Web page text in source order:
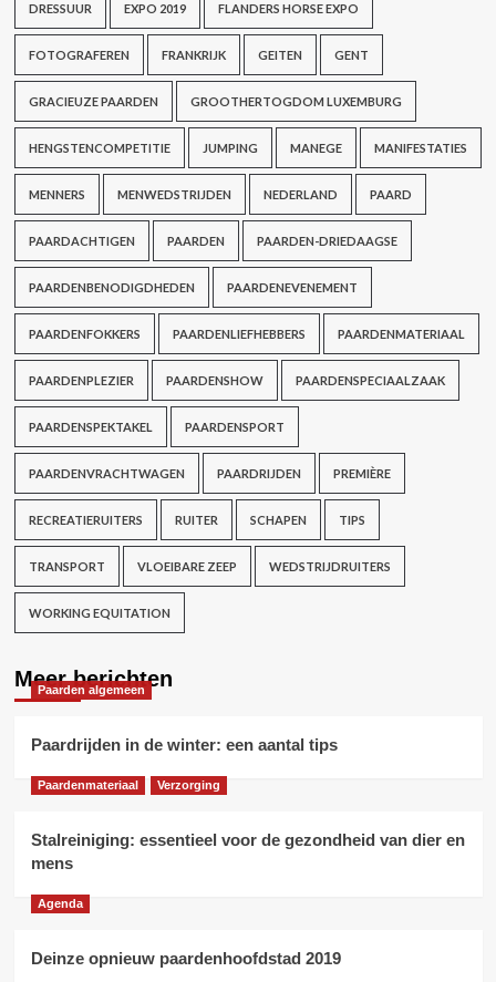
DRESSUUR EXPO 2019 FLANDERS HORSE EXPO
FOTOGRAFEREN FRANKRIJK GEITEN GENT
GRACIEUZE PAARDEN GROOTHERTOGDOM LUXEMBURG
HENGSTENCOMPETITIE JUMPING MANEGE MANIFESTATIES
MENNERS MENWEDSTRIJDEN NEDERLAND PAARD
PAARDACHTIGEN PAARDEN PAARDEN-DRIEDAAGSE
PAARDENBENODIGDHEDEN PAARDENEVENEMENT
PAARDENFOKKERS PAARDENLIEFHEBBERS PAARDENMATERIAAL
PAARDENPLEZIER PAARDENSHOW PAARDENSPECIAALZAAK
PAARDENSPEKTAKEL PAARDENSPORT
PAARDENVRACHTWAGEN PAARDRIJDEN PREMIÈRE
RECREATIERUITERS RUITER SCHAPEN TIPS
TRANSPORT VLOEIBARE ZEEP WEDSTRIJDRUITERS
WORKING EQUITATION
Meer berichten
Paarden algemeen
Paardrijden in de winter: een aantal tips
Paardenmateriaal Verzorging
Stalreiniging: essentieel voor de gezondheid van dier en
mens
Agenda
Deinze opnieuw paardenhoofdstad 2019